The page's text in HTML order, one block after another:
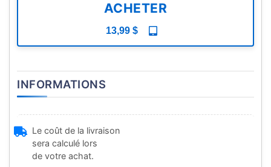
ACHETER
13,99 $
INFORMATIONS
Le coût de la livraison
sera calculé lors
de votre achat.